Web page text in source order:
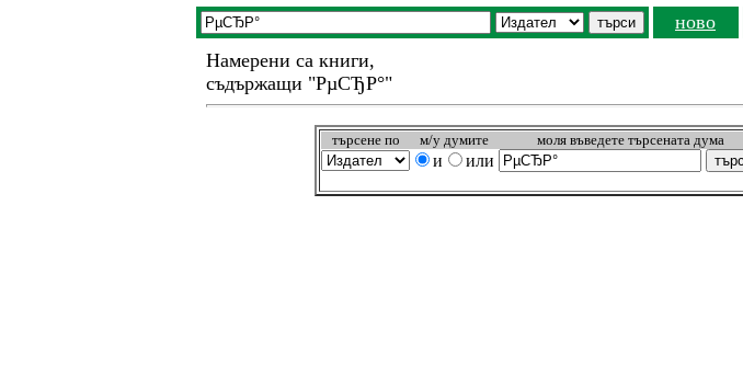
ново
Намерени са книги,
съдържащи "РµСЂР°"
търсeне по м/у думите моля въведете търсената дума
и или